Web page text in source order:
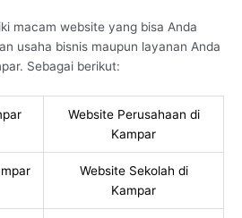
macam website yang bisa Anda
usaha bisnis maupun layanan Anda
Sebagai berikut:
Website Perusahaan di
Kampar
Website Sekolah di
Kampar